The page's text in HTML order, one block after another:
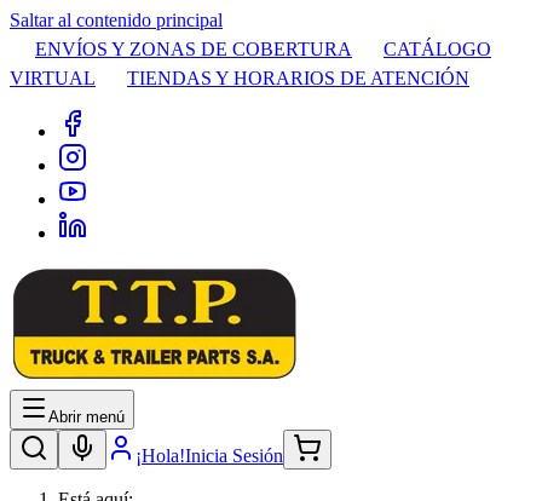
Saltar al contenido principal
ENVÍOS Y ZONAS DE COBERTURA
CATÁLOGO
VIRTUAL
TIENDAS Y HORARIOS DE ATENCIÓN
Abrir menú
¡Hola!Inicia Sesión